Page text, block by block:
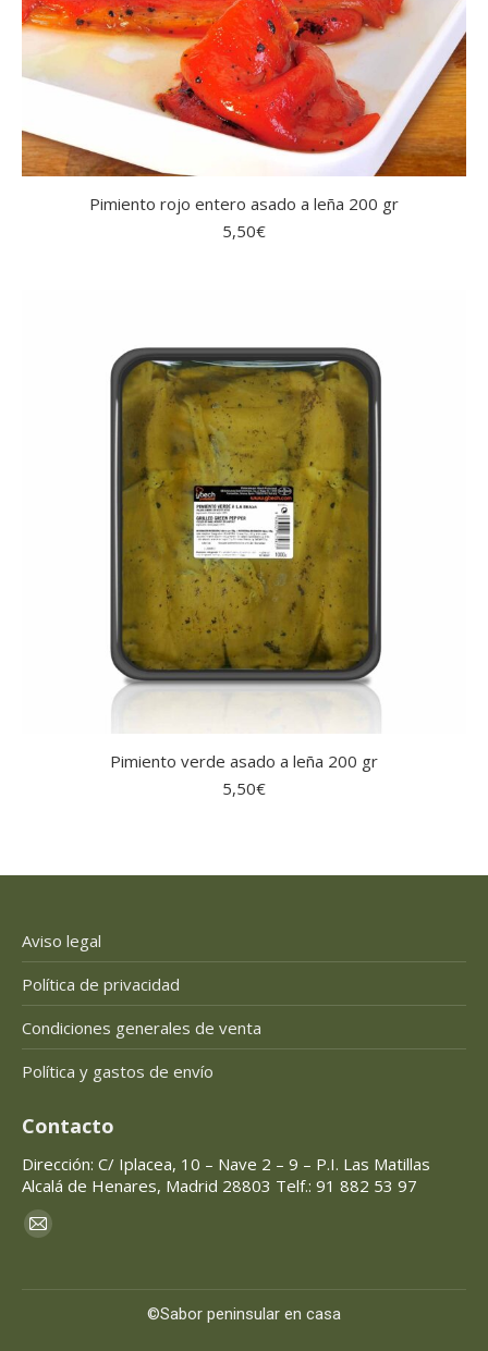
Pimiento rojo entero asado a leña 200 gr
5,50€
Pimiento verde asado a leña 200 gr
5,50€
Aviso legal
Política de privacidad
Condiciones generales de venta
Política y gastos de envío
Contacto
Dirección: C/ Iplacea, 10 – Nave 2 – 9 – P.I. Las Matillas
Alcalá de Henares, Madrid 28803 Telf.: 91 882 53 97
Encuéntranos en:
Mail
opens
©Sabor peninsular en casa